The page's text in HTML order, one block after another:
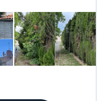
de haies, le
N'hésitez
sur corde ou en